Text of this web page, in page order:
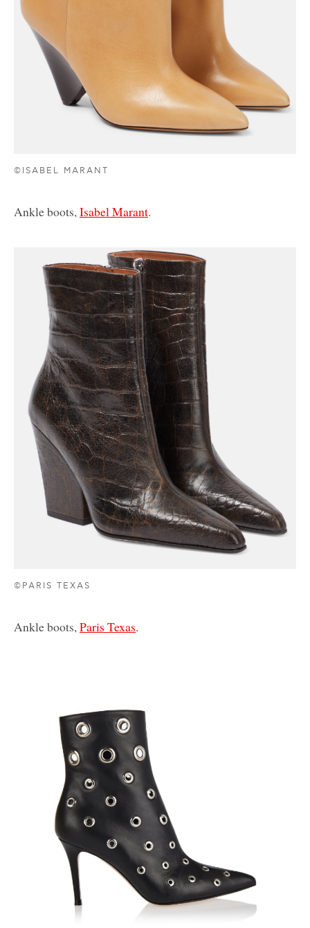
©ISABEL MARANT
Ankle boots,Isabel Marant.
©PARIS TEXAS
Ankle boots,Paris Texas.